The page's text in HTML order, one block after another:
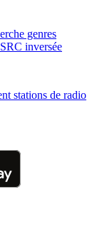
genres
inversée
stations de radio